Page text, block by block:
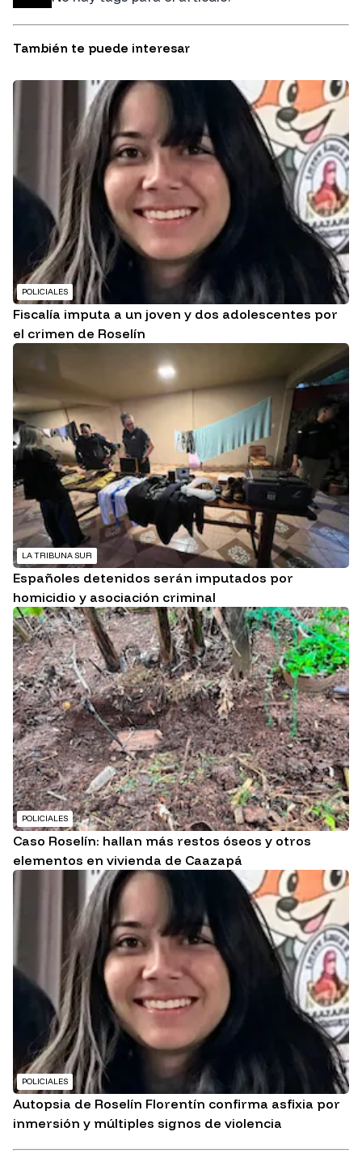
También te puede interesar
POLICIALES
Fiscalía imputa a un joven y dos adolescentes por
el crimen de Roselín
LA TRIBUNA SUR
Españoles detenidos serán imputados por
homicidio y asociación criminal
POLICIALES
Caso Roselín: hallan más restos óseos y otros
elementos en vivienda de Caazapá
POLICIALES
Autopsia de Roselín Florentín confirma asfixia por
inmersión y múltiples signos de violencia